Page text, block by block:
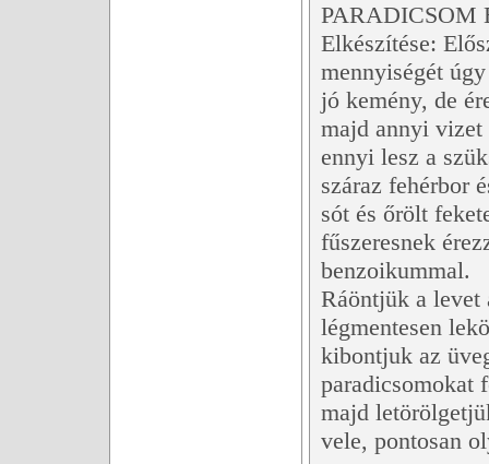
PARADICSOM
Elkészítése:
mennyiségét
jó kemény, de
majd annyi
ennyi lesz a
száraz fehérbor
sót és őrölt
fűszeresnek
benzoikummal.
Ráöntjük a levet
légmentesen
kibontjuk az
paradicsomokat
majd
vele, pontosan